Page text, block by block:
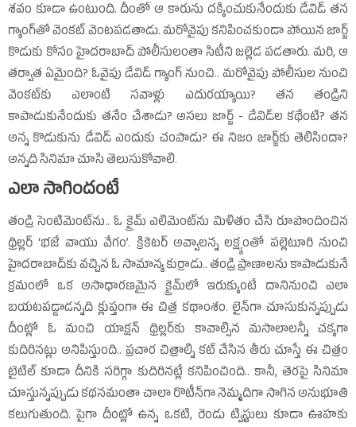
శవం కూడా ఉంటుంది. దీంతో ఆ కారును దక్కించుకునేందుకు డేవిడ్‌ తన
గ్యాంగ్‌తో వెంకట్‌ వెంటపడతాడు. మరోవైపు కనిపించకుండా పోయిన జార్జ్‌
కొడుకు కోసం హైదరాబాద్‌ పోలీసులంతా సిటీని జల్లెడ పడతారు. మరి, ఆ
తర్వాత ఏమైంది? ఓవైపు డేవిడ్‌ గ్యాంగ్‌ నుంచి.. మరోవైపు పోలీసుల నుంచి
వెంకట్‌కు ఎలాంటి సవాళ్లు ఎదురయ్యాయి? తన తండ్రిని
కాపాడుకునేందుకు తనేం చేశాడు? అసలు జార్జ్‌ - డేవిడ్‌ల కథేంటి? తన
అన్న కొడుకును డేవిడ్‌ ఎందుకు చంపాడు? ఈ నిజం జార్జ్‌కు తెలిసిందా?
అన్నది సినిమా చూసి తెలుసుకోవాలి.
ఎలా సాగిందంటే
తండ్రి సెంటిమెంట్‌ను.. ఓ క్రైమ్‌ ఎలిమెంట్‌ను మిళితం చేసి రూపొందించిన
థ్రిల్లర్‌ ‘భజే వాయు వేగం’. క్రికెటర్‌ అవ్వాలన్న లక్ష్యంతో పల్లెటూరి నుంచి
హైదరాబాద్‌కు వచ్చిన ఓ సామాన్య కుర్రాడు.. తండ్రి ప్రాణాలను కాపాడుకునే
క్రమంలో ఒక అసాధారణమైన క్రైమ్‌లో ఇరుక్కుంటే దానినుంచి ఎలా
బయటపడ్డాడన్నది క్లుప్తంగా ఈ చిత్ర కథాంశం. లైన్‌గా చూసుకున్నప్పుడు
దీంట్లో ఓ మంచి యాక్షన్‌ థ్రిల్లర్‌కు కావాల్సిన మసాలాలన్నీ చక్కగా
కుదిరినట్లు అనిపిస్తుంది.. ప్రచార చిత్రాల్ని కట్‌ చేసిన తీరు చూస్తే ఈ చిత్రం
టైటిల్‌ కూడా దీనికి సరిగ్గా కుదిరినట్లే కనిపించింది.. కానీ, తెరపై సినిమా
చూస్తున్నప్పుడు కథనమంతా చాలా రొటీన్‌గా నెమ్మదిగా సాగిన అనుభూతి
కలుగుతుంది. పైగా దీంట్లో ఉన్న ఒకటి, రెండు ట్విస్టులు కూడా ఊహకు